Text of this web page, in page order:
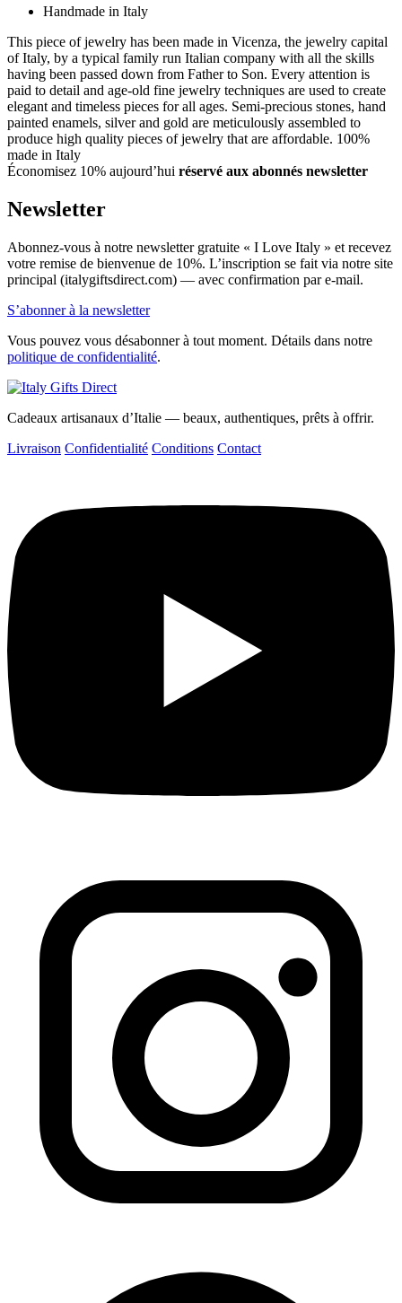
Handmade in Italy
This piece of jewelry has been made in Vicenza, the jewelry capital
of Italy, by a typical family run Italian company with all the skills
having been passed down from Father to Son. Every attention is
paid to detail and age-old fine jewelry techniques are used to create
elegant and timeless pieces for all ages. Semi-precious stones, hand
painted enamels, silver and gold are meticulously assembled to
produce high quality pieces of jewelry that are affordable. 100%
made in Italy
Économisez 10% aujourd’hui réservé aux abonnés newsletter
Newsletter
Abonnez-vous à notre newsletter gratuite « I Love Italy » et recevez
votre remise de bienvenue de 10%. L’inscription se fait via notre site
principal (italygiftsdirect.com) — avec confirmation par e-mail.
S’abonner à la newsletter
Vous pouvez vous désabonner à tout moment. Détails dans notre
politique de confidentialité.
Cadeaux artisanaux d’Italie — beaux, authentiques, prêts à offrir.
Livraison Confidentialité Conditions Contact